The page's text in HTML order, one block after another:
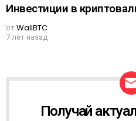
Инвестиции в
отWallBTC
7 лет назад
Получай